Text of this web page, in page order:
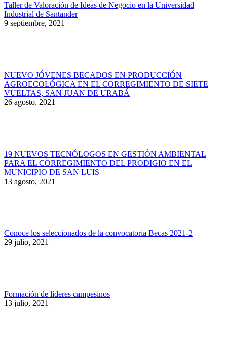
Taller de Valoración de Ideas de Negocio en la Universidad
Industrial de Santander
9 septiembre, 2021
NUEVO JÓVENES BECADOS EN PRODUCCIÓN
AGROECOLÓGICA EN EL CORREGIMIENTO DE SIETE
VUELTAS, SAN JUAN DE URABÁ
26 agosto, 2021
19 NUEVOS TECNÓLOGOS EN GESTIÓN AMBIENTAL
PARA EL CORREGIMIENTO DEL PRODIGIO EN EL
MUNICIPIO DE SAN LUIS
13 agosto, 2021
Conoce los seleccionados de la convocatoria Becas 2021-2
29 julio, 2021
Formación de líderes campesinos
13 julio, 2021